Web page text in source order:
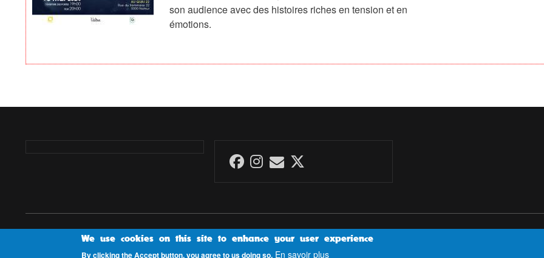
son audience avec des histoires riches en tension et en
émotions.
Drupal
We use cookies on this site to enhance your user experience
By clicking the Accept button, you agree to us doing so. En savoir plus